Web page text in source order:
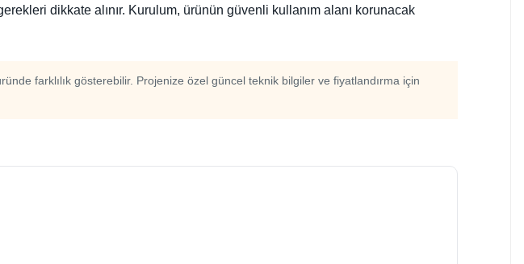
dikkate alınır. Kurulum, ürünün güvenli kullanım alanı korunacak
farklılık gösterebilir. Projenize özel güncel teknik bilgiler ve fiyatlandırma için